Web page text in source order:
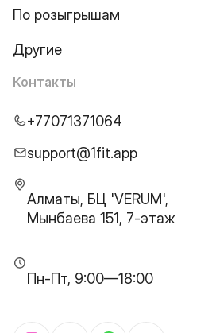
По розыгрышам
Другие
Контакты
+77071371064
support@1fit.app
Алматы, БЦ 'VERUM',
Мынбаева 151, 7-этаж
Пн-Пт, 9:00—18:00